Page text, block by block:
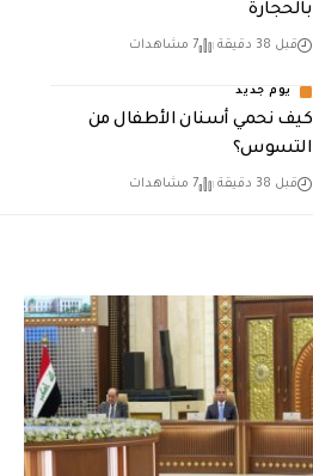
بالحجارة
قبل 38 دقيقة 7 مشاهدات
يوم جديد
كيف نحمي أسنان الأطفال من
التسوس؟
قبل 38 دقيقة 7 مشاهدات